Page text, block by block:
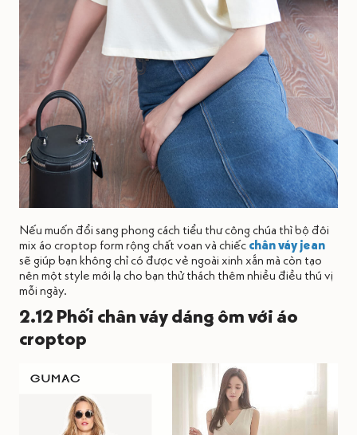
Nếu muốn đổi sang phong cách tiểu thư công chúa thì bộ đôi
mix áo croptop form rộng chất voan và chiếc chân váy jean
sẽ giúp bạn không chỉ có được vẻ ngoài xinh xắn mà còn tạo
nên một style mới lạ cho bạn thử thách thêm nhiều điều thú vị
mỗi ngày.
2.12 Phối chân váy dáng ôm với áo
croptop